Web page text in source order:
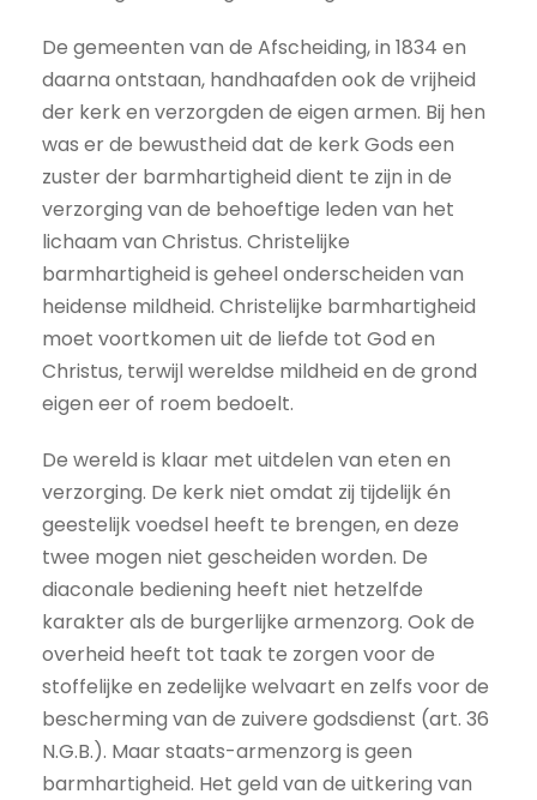
De gemeenten van de Afscheiding, in 1834 en
daarna ontstaan, handhaafden ook de vrijheid
der kerk en verzorgden de eigen armen. Bij hen
was er de bewustheid dat de kerk Gods een
zuster der barmhartigheid dient te zijn in de
verzorging van de behoeftige leden van het
lichaam van Christus. Christelijke
barmhartigheid is geheel onderscheiden van
heidense mildheid. Christelijke barmhartigheid
moet voortkomen uit de liefde tot God en
Christus, terwijl wereldse mildheid en de grond
eigen eer of roem bedoelt.
De wereld is klaar met uitdelen van eten en
verzorging. De kerk niet omdat zij tijdelijk én
geestelijk voedsel heeft te brengen, en deze
twee mogen niet gescheiden worden. De
diaconale bediening heeft niet hetzelfde
karakter als de burgerlijke armenzorg. Ook de
overheid heeft tot taak te zorgen voor de
stoffelijke en zedelijke welvaart en zelfs voor de
bescherming van de zuivere godsdienst (art. 36
N.G.B.). Maar staats-armenzorg is geen
barmhartigheid. Het geld van de uitkering van